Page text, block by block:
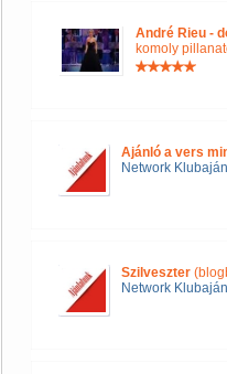
André Rieu -
komoly
Ajánló a vers
Network
Szilveszter
Network